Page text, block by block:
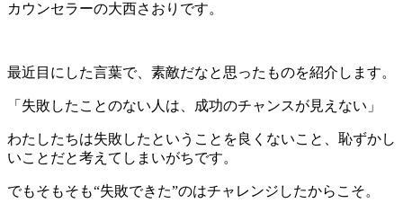
カウンセラーの大西さおりです。
最近目にした言葉で、素敵だなと思ったものを紹介します。
「失敗したことのない人は、成功のチャンスが見えない」
わたしたちは失敗したということを良くないこと、恥ずかし
いことだと考えてしまいがちです。
でもそもそも“失敗できた”のはチャレンジしたからこそ。